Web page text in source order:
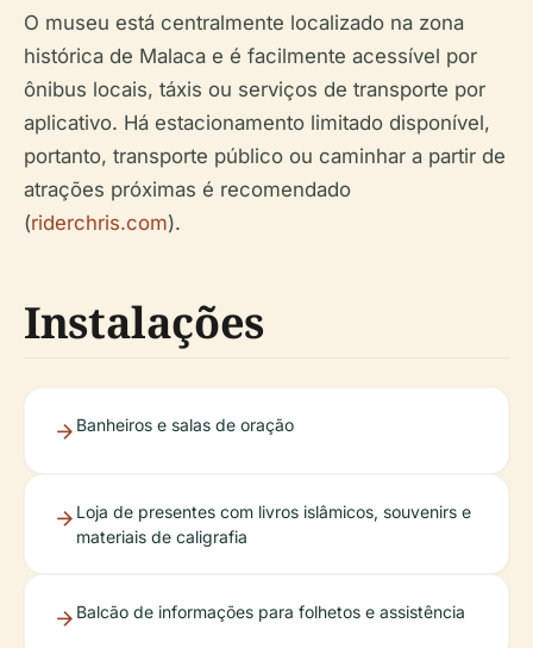
O museu está centralmente localizado na zona
histórica de Malaca e é facilmente acessível por
ônibus locais, táxis ou serviços de transporte por
aplicativo. Há estacionamento limitado disponível,
portanto, transporte público ou caminhar a partir de
atrações próximas é recomendado
(riderchris.com).
Instalações
Banheiros e salas de oração
Loja de presentes com livros islâmicos, souvenirs e
materiais de caligrafia
Balcão de informações para folhetos e assistência